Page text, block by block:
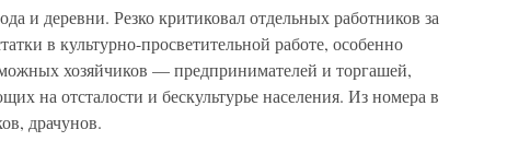
и деревни. Резко критиковал отдельных работников за
в культурно-просветительной работе, особенно
хозяйчиков — предпринимателей и торгашей,
на отсталости и бескультурье населения. Из номера в
драчунов.